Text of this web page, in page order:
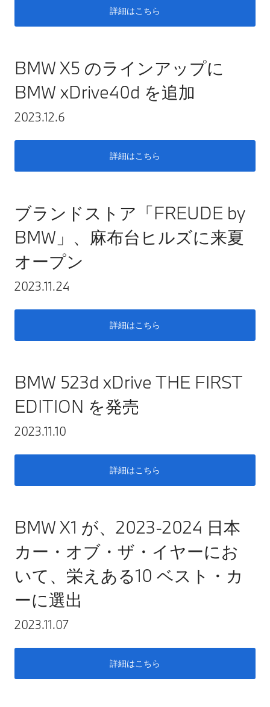
詳細はこちら
BMW X5 のラインアップに
BMW xDrive40d を追加
2023.12.6
詳細はこちら
ブランドストア「FREUDE by
BMW」、麻布台ヒルズに来夏
オープン
2023.11.24
詳細はこちら
BMW 523d xDrive THE FIRST
EDITION を発売
2023.11.10
詳細はこちら
BMW X1 が、2023-2024 日本
カー・オブ・ザ・イヤーにお
いて、栄えある10 ベスト・カ
ーに選出
2023.11.07
詳細はこちら